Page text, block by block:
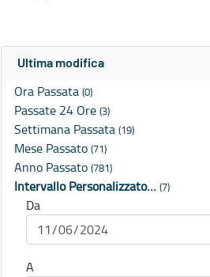
Ultima modifica
Ora Passata (0)
Passate 24 Ore (3)
Settimana Passata (19)
Mese Passato (71)
Anno Passato (781)
Intervallo Personalizzato… (7)
Da
A